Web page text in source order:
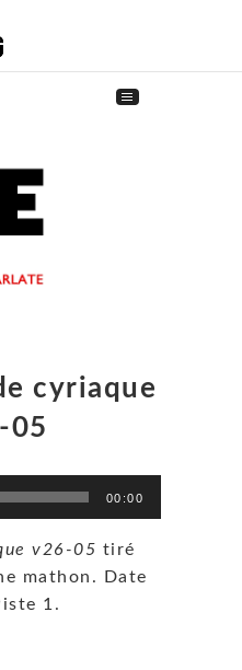
cyriaque
05
00:00
v26-05 tiré
mathon. Date
1.